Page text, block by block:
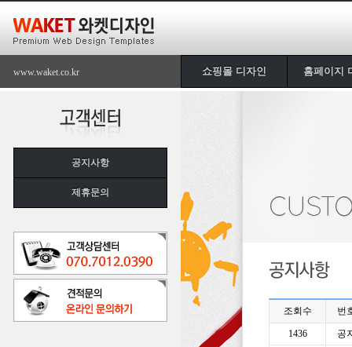
www.waket.co.kr 쇼핑몰 디자인 홈페이지
공지사항
제휴문의
조회수 번
1436
공